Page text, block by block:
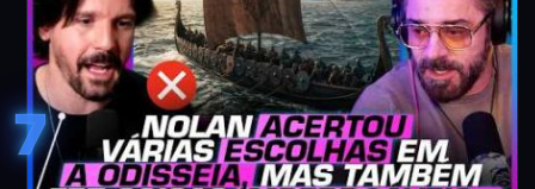
7